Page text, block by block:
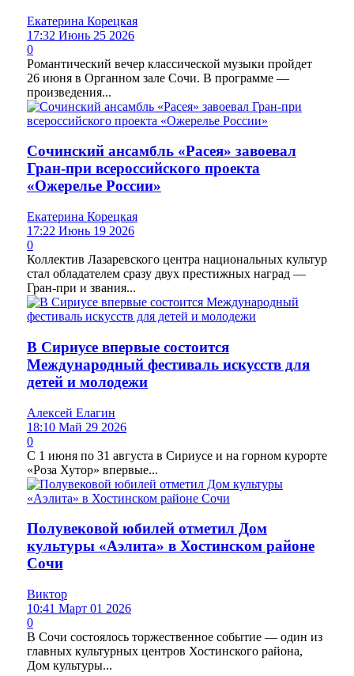
Екатерина Корецкая
17:32 Июнь 25 2026
0
Романтический вечер классической музыки пройдет
26 июня в Органном зале Сочи. В программе —
произведения...
Сочинский ансамбль «Расея» завоевал
Гран-при всероссийского проекта
«Ожерелье России»
Екатерина Корецкая
17:22 Июнь 19 2026
0
Коллектив Лазаревского центра национальных культур
стал обладателем сразу двух престижных наград —
Гран-при и звания...
В Сириусе впервые состоится
Международный фестиваль искусств для
детей и молодежи
Алексей Елагин
18:10 Май 29 2026
0
С 1 июня по 31 августа в Сириусе и на горном курорте
«Роза Хутор» впервые...
Полувековой юбилей отметил Дом
культуры «Аэлита» в Хостинском районе
Сочи
Виктор
10:41 Март 01 2026
0
В Сочи состоялось торжественное событие — один из
главных культурных центров Хостинского района,
Дом культуры...